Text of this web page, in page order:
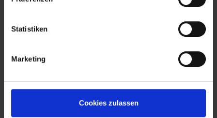
Statistiken
Marketing
Cookies zulassen